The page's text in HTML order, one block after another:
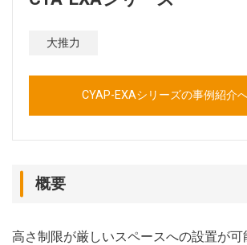
大推力
CYAP-EXAシリーズの事例紹介
概要
高さ制限が厳しいスペースへの設置が可